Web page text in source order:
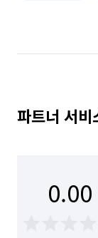
파트너 서비
0.00